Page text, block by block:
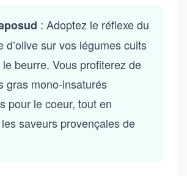
: Adoptez le réflexe du
d’olive sur vos légumes cuits
beurre. Vous profiterez de
gras mono-insaturés
pour le coeur, tout en
saveurs provençales de